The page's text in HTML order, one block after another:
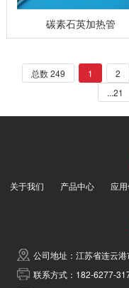
碳素石英加热管
总数 249 1 2
...21
关于我们 产品中心 应
公司地址：江苏省连云
联系方式：182-6277-